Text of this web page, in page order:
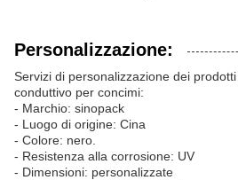
Personalizzazione:
Servizi di personalizzazione dei
conduttivo per concimi:
- Marchio: sinopack
- Luogo di origine: Cina
- Colore: nero.
- Resistenza alla corrosione: UV
- Dimensioni: personalizzate